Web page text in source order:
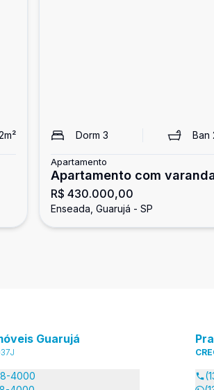
m² Dorm 3 Ban
Apartamento
Apartamento com
dormitórios, Enseada,
R$ 430.000,00
Enseada, Guarujá - SP
Guarujá
4000